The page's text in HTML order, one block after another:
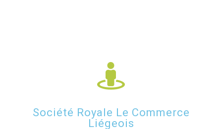
Société Royale Le Commerce
Liégeois